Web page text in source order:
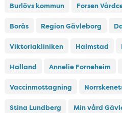
Burlövs kommun Forsen
Borås Region Gävleborg
Viktoriakliniken Halmstad
Halland Annelie Forneheim
Vaccinmottagning
Stina Lundberg Min vård